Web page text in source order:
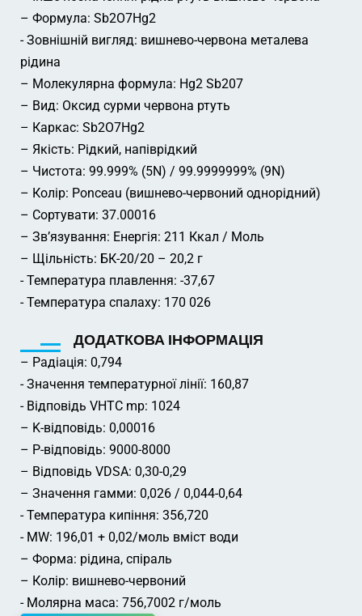
– Формула: Sb2O7Hg2
- Зовнішній вигляд: вишнево-червона металева
рідина
– Молекулярна формула: Hg2 Sb207
– Вид: Оксид сурми червона ртуть
– Каркас: Sb2O7Hg2
– Якість: Рідкий, напіврідкий
– Чистота: 99.999% (5N) / 99.9999999% (9N)
– Колір: Ponceau (вишнево-червоний однорідний)
– Сортувати: 37.00016
– Зв’язування: Енергія: 211 Ккал / Моль
– Щільність: БК-20/20 – 20,2 г
- Температура плавлення: -37,67
- Температура спалаху: 170 026
ДОДАТКОВА ІНФОРМАЦІЯ
– Радіація: 0,794
- Значення температурної лінії: 160,87
- Відповідь VHTC mp: 1024
– K-відповідь: 0,00016
– Р-відповідь: 9000-8000
– Відповідь VDSA: 0,30-0,29
– Значення гамми: 0,026 / 0,044-0,64
- Температура кипіння: 356,720
- MW: 196,01 + 0,02/моль вміст води
– Форма: рідина, спіраль
– Колір: вишнево-червоний
- Молярна маса: 756,7002 г/моль